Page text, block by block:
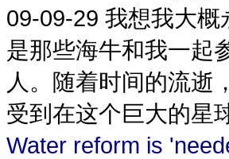
09-09-29 我想我大概
是那些海牛和我一起
人。随着时间的流逝
受到在这个巨大的星
Water reform is